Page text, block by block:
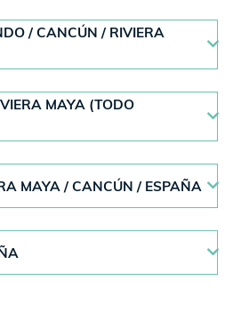
/ CANCÚN / RIVIERA
MAYA (TODO
MAYA / CANCÚN / ESPAÑA